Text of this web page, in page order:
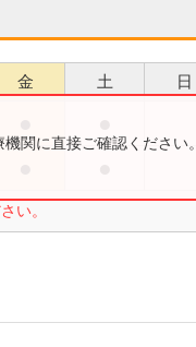
金 土 日
い。
関に直接ご確認ください。